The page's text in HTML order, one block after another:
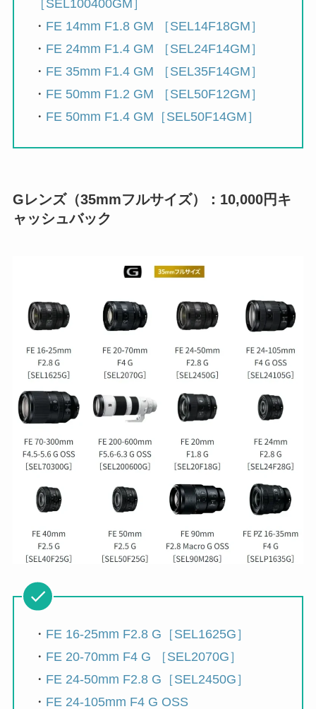
［SEL100400GM］
・ FE 14mm F1.8 GM ［SEL14F18GM］
・ FE 24mm F1.4 GM ［SEL24F14GM］
・ FE 35mm F1.4 GM ［SEL35F14GM］
・ FE 50mm F1.2 GM ［SEL50F12GM］
・ FE 50mm F1.4 GM［SEL50F14GM］
Gレンズ（35mmフルサイズ）：10,000円キ
ャッシュバック
・ FE 16-25mm F2.8 G［SEL1625G］
・ FE 20-70mm F4 G ［SEL2070G］
・ FE 24-50mm F2.8 G［SEL2450G］
・ FE 24-105mm F4 G OSS